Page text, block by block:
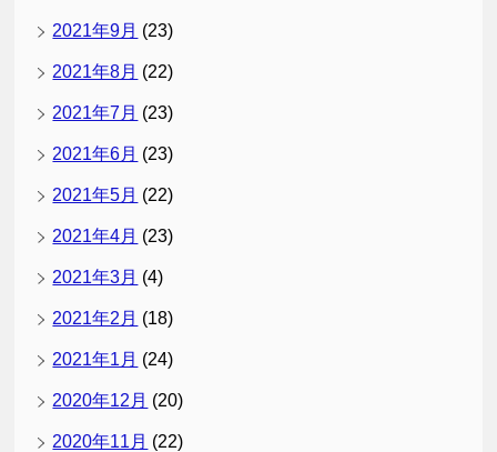
2021年9月 (23)
2021年8月 (22)
2021年7月 (23)
2021年6月 (23)
2021年5月 (22)
2021年4月 (23)
2021年3月 (4)
2021年2月 (18)
2021年1月 (24)
2020年12月 (20)
2020年11月 (22)